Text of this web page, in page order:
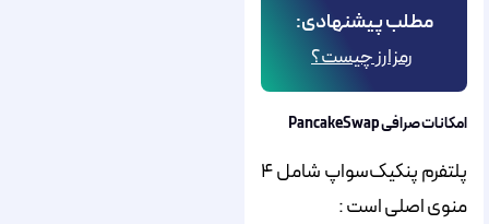
مطلب پیشنهادی:
رمزارز چیست؟
امکانات صرافی PancakeSwap
پلتفرم پنکیک‌سواپ شامل ۴
منوی اصلی است :